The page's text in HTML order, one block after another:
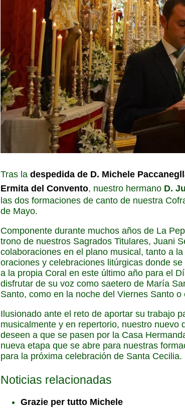
Tras la despedida de D. Michele
Ermita del Convento, nuestro hermano D.
las dos formaciones de canto de nuestra
de Mayo.
Componente durante muchos años de La
trono de nuestros Sagrados Titulares, Juani
colaboraciones en el plano musical, tanto a
oraciones y celebraciones litúrgicas donde
a la propia Coral en este último año para el
disfrutar de su voz como saetero de María
Santo, como en la noche del Viernes Santo
Ilusionado ante el reto de aportar su trabajo
musicalmente y en repertorio, nuestro
deseen a que se pasen por la Casa
nueva etapa que se abre para nuestras
para la próxima celebración de Santa Cecilia.
Noticias relacionadas
Grazie per tutto Michele